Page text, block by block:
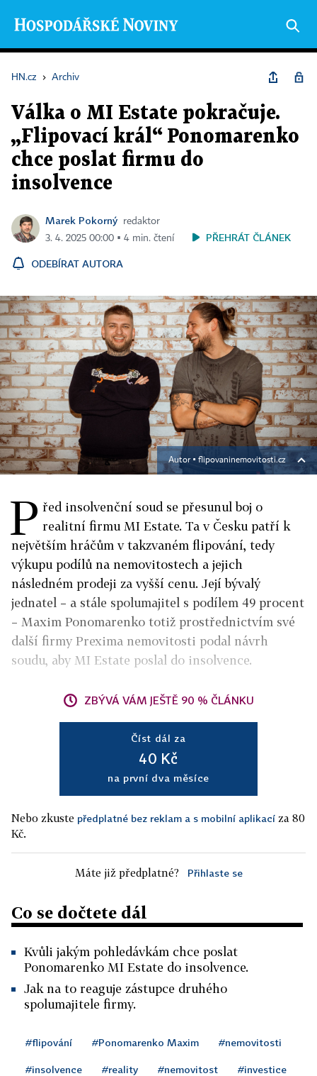
HN.cz › Archiv
Válka o MI Estate pokračuje.
„Flipovací král“ Ponomarenko
chce poslat firmu do
insolvence
Marek Pokorný
redaktor
3. 4. 2025 00:00 ▪ 4 min. čtení
PŘEHRÁT ČLÁNEK
ODEBÍRAT AUTORA
Autor ▪ flipovaninemovitosti.cz
P řed insolvenční soud se přesunul boj o
realitní firmu MI Estate. Ta v Česku patří k
největším hráčům v takzvaném flipování, tedy
výkupu podílů na nemovitostech a jejich
následném prodeji za vyšší cenu. Její bývalý
jednatel – a stále spolumajitel s podílem 49 procent
– Maxim Ponomarenko totiž prostřednictvím své
další firmy Prexima nemovitosti podal návrh
soudu, aby MI Estate poslal do insolvence.
ZBÝVÁ VÁM JEŠTĚ 90 % ČLÁNKU
Číst dál za
40 Kč
na první dva měsíce
Nebo zkuste předplatné bez reklam a s mobilní aplikací za 80
Kč.
Máte již předplatné? Přihlaste se
Co se dočtete dál
Kvůli jakým pohledávkám chce poslat
Ponomarenko MI Estate do insolvence.
Jak na to reaguje zástupce druhého
spolumajitele firmy.
#flipování #Ponomarenko Maxim #nemovitosti
#insolvence #reality #nemovitost #investice